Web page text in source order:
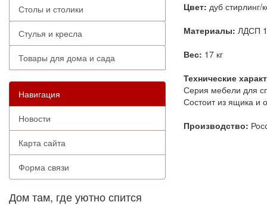
Столы и столики
Стулья и кресла
Товары для дома и сада
Навигация
Новости
Карта сайта
Форма связи
Дом там, где уютно спится
Цвет: дуб
Материалы: ЛДСП
Вес: 17 кг
Технические
Серия мебели для
Состоит из ящика и
Производство: